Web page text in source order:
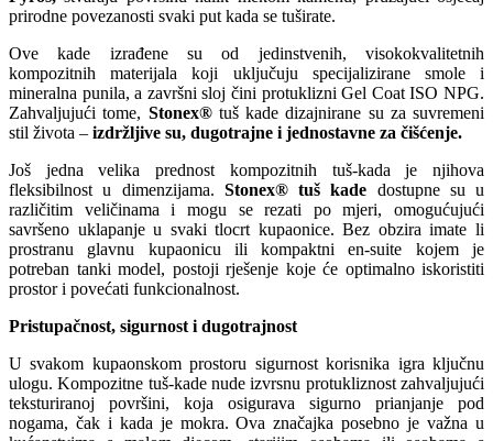
prirodne povezanosti svaki put kada se tuširate.
Ove kade izrađene su od jedinstvenih, visokokvalitetnih
kompozitnih materijala koji uključuju specijalizirane smole i
mineralna punila, a završni sloj čini protuklizni Gel Coat ISO NPG.
Zahvaljujući tome, Stonex®tuš kade dizajnirane su za suvremeni
stil života – izdržljive su, dugotrajne i jednostavne za čišćenje.
Još jedna velika prednost kompozitnih tuš-kada je njihova
fleksibilnost u dimenzijama. Stonex® tuš kade dostupne su u
različitim veličinama i mogu se rezati po mjeri, omogućujući
savršeno uklapanje u svaki tlocrt kupaonice. Bez obzira imate li
prostranu glavnu kupaonicu ili kompaktni en-suite kojem je
potreban tanki model, postoji rješenje koje će optimalno iskoristiti
prostor i povećati funkcionalnost.
Pristupačnost, sigurnost i dugotrajnost
U svakom kupaonskom prostoru sigurnost korisnika igra ključnu
ulogu. Kompozitne tuš-kade nude izvrsnu protukliznost zahvaljujući
teksturiranoj površini, koja osigurava sigurno prianjanje pod
nogama, čak i kada je mokra. Ova značajka posebno je važna u